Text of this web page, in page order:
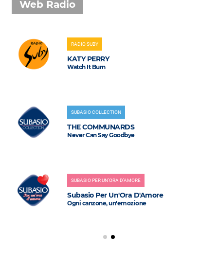
Web Radio
RADIO SUBY
KATY PERRY
Watch It Burn
SUBASIO COLLECTION
THE COMMUNARDS
Never Can Say Goodbye
SUBASIO PER UN'ORA D'AMORE
Subasio Per Un'Ora D'Amore
Ogni canzone, un'emozione